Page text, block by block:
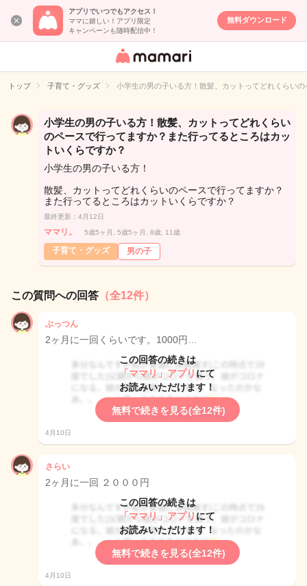
アプリでいつでもアクセス！
ママに嬉しい！アプリ限定
キャンペーンも随時配信中！
無料ダウンロード
女性専用匿名QA
イト
トップ 子育て・グッズ 小学生の男の子いる方！散髪、カットってどれくらい
小学生の男の子いる方！散髪、カットってどれくらい
のペースで行ってますか？また行ってるところはカッ
トいくらですか？
小学生の男の子いる方！
散髪、カットってどれくらいのペースで行ってますか？
また行ってるところはカットいくらですか？
最終更新：4月12日
ママリ。 5歳5ヶ月, 5歳5ヶ月, 8歳, 11歳
子育て・グッズ 男の子
この質問への回答 （全12件）
ぶっつん
2ヶ月に一回くらいです。1000円…
この回答の続きは
「ママリ」アプリ にて
お読みいただけます！
無料で続きを見る(全12件)
4月10日
さらい
2ヶ月に一回 ２０００円
この回答の続きは
「ママリ」アプリ にて
お読みいただけます！
無料で続きを見る(全12件)
4月10日